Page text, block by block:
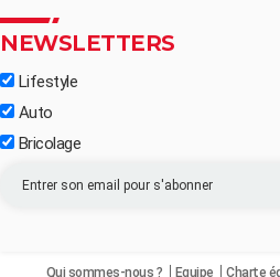
NEWSLETTERS
Lifestyle
Auto
Bricolage
Qui sommes-nous ? Equipe Charte